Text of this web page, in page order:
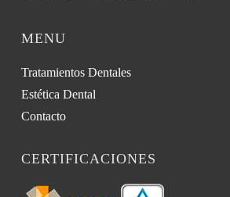
MENU
Tratamientos Dentales
Estética Dental
Contacto
CERTIFICACIONES